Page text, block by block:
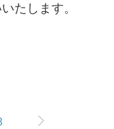
たします。